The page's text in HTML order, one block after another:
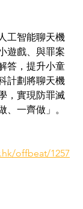
工智能聊天機
遊戲、與罪案
答，提升小童
計劃將聊天機
，實現防罪滅
、一齊做」。
offbeat/1257